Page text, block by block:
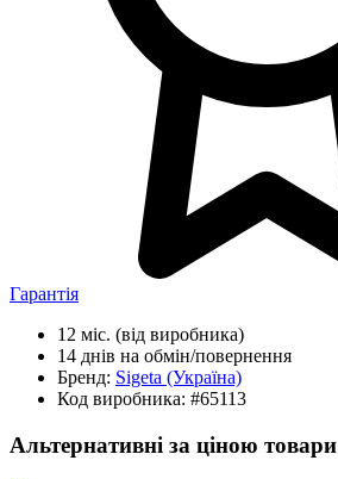
Гарантія
12 міс. (від виробника)
14 днів на обмін/повернення
Бренд: Sigeta (Україна)
Код виробника: #65113
Альтернативні за ціною товари